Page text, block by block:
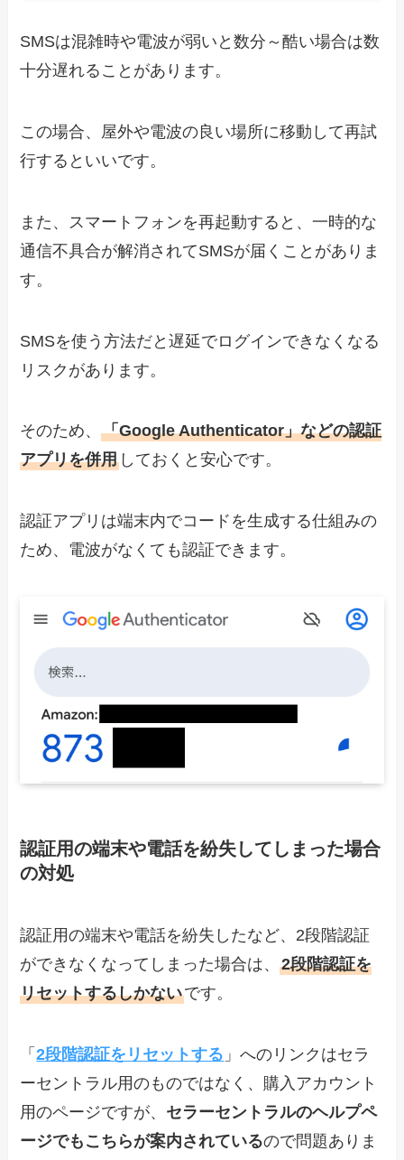
SMSは混雑時や電波が弱いと数分～酷い場合は数
十分遅れることがあります。
この場合、屋外や電波の良い場所に移動して再試
行するといいです。
また、スマートフォンを再起動すると、一時的な
通信不具合が解消されてSMSが届くことがありま
す。
SMSを使う方法だと遅延でログインできなくなる
リスクがあります。
そのため、「Google Authenticator」などの認証
アプリを併用 しておくと安心です。
認証アプリは端末内でコードを生成する仕組みの
ため、電波がなくても認証できます。
認証用の端末や電話を紛失してしまった場合
の対処
認証用の端末や電話を紛失したなど、2段階認証
ができなくなってしまった場合は、2段階認証を
リセットするしかないです。
「2段階認証をリセットする 」へのリンクはセラ
ーセントラル用のものではなく、購入アカウント
用のページですが、 セラーセントラルのヘルプペ
ージでもこちらが案内されているので問題ありま